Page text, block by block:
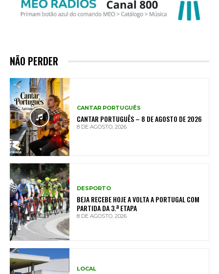
NÃO PERDER
CANTAR PORTUGUÊS
CANTAR PORTUGUÊS – 8 DE AGOSTO DE 2026
8 DE AGOSTO, 2026
DESPORTO
BEJA RECEBE HOJE A VOLTA A PORTUGAL COM
PARTIDA DA 3.ª ETAPA
8 DE AGOSTO, 2026
LOCAL